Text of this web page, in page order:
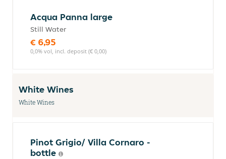
Acqua Panna large
Still Water
€ 6,95
0,0% vol, incl. deposit (€ 0,00)
White Wines
White Wines
Pinot Grigio/ Villa Cornaro -
bottle